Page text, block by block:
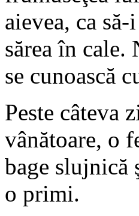
aievea, ca
sărea în cale.
se cunoască
Peste câteva
vânătoare, o
bage slujnică
o primi.